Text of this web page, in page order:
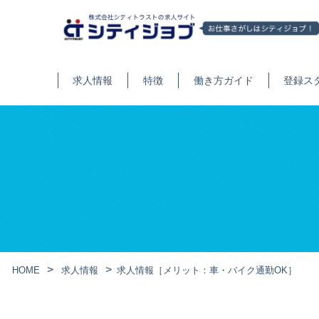
求人情報 特徴 働き方ガイド 登録ス
HOME 求人情報 求人情報［メリット：車・バイク通勤OK］